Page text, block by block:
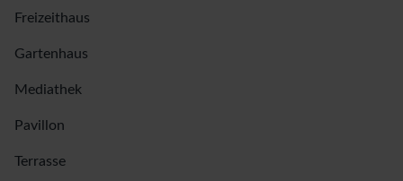
Freizeithaus
Gartenhaus
Mediathek
Pavillon
Terrasse